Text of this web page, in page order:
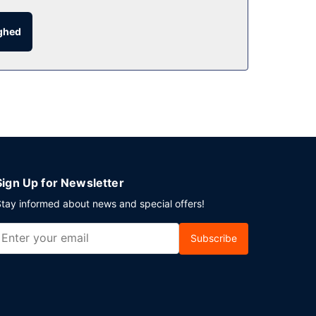
på hverdage fra kl. 08.00 til kl. 13.00 og i
Up for Newsletter
informed about news and special offers!
Subscribe